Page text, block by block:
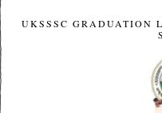
UKSSSC GRADUATION